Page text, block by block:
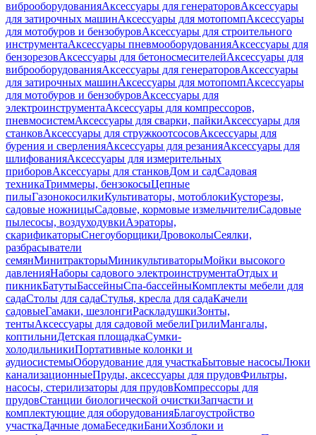
виброоборудованияАксессуары для генераторовАксессуары
для затирочных машинАксессуары для мотопомпАксессуары
для мотобуров и бензобуровАксессуары для строительного
инструментаАксессуары пневмооборудованияАксессуары для
бензорезовАксессуары для бетоносмесителейАксессуары для
виброоборудованияАксессуары для генераторовАксессуары
для затирочных машинАксессуары для мотопомпАксессуары
для мотобуров и бензобуровАксессуары для
электроинструментаАксессуары для компрессоров,
пневмосистемАксессуары для сварки, пайкиАксессуары для
станковАксессуары для стружкоотсосовАксессуары для
бурения и сверленияАксессуары для резанияАксессуары для
шлифованияАксессуары для измерительных
приборовАксессуары для станковДом и садСадовая
техникаТриммеры, бензокосыЦепные
пилыГазонокосилкиКультиваторы, мотоблокиКусторезы,
садовые ножницыСадовые, кормовые измельчителиСадовые
пылесосы, воздуходувкиАэраторы,
скарификаторыСнегоуборщикиДровоколыСеялки,
разбрасыватели
семянМинитракторыМиникультиваторыМойки высокого
давленияНаборы садового электроинструментаОтдых и
пикникБатутыБассейныСпа-бассейныКомплекты мебели для
садаСтолы для садаСтулья, кресла для садаКачели
садовыеГамаки, шезлонгиРаскладушкиЗонты,
тентыАксессуары для садовой мебелиГрилиМангалы,
коптильниДетская площадкаСумки-
холодильникиПортативные колонки и
аудиосистемыОборудование для участкаБытовые насосыЛюки
канализационныеПруды, аксессуары для прудовФильтры,
насосы, стерилизаторы для прудовКомпрессоры для
прудовСтанции биологической очисткиЗапчасти и
комплектующие для оборудованияБлагоустройство
участкаДачные домаБеседкиБаниХозблоки и